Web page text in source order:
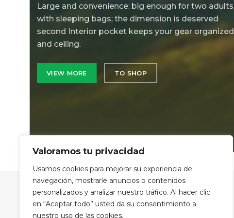
Valoramos tu privacidad
Usamos cookies para mejorar su experiencia de
navegación, mostrarle anuncios o contenidos
personalizados y analizar nuestro tráfico. Al hacer clic
en “Aceptar todo” usted da su consentimiento a
nuestro uso de las cookies.
Large and convenience: big enough for two adults
with sleeping bags; the dimension is deserved
second Interior pocket keeps your gear organized
and ceiling.
VIEW MORE TO SHOP